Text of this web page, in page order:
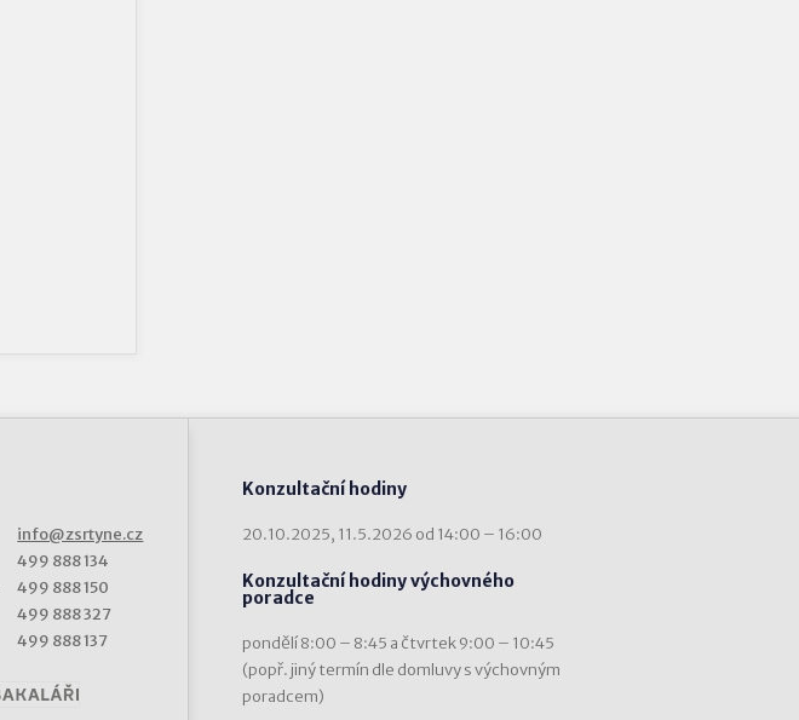
info@zsrtyne.cz
499 888 134
499 888 150
499 888 327
499 888 137
Konzultační hodiny
20.10.2025, 11.5.2026 od 14:00 – 16:00
Konzultační hodiny výchovného
poradce
pondělí 8:00 – 8:45 a čtvrtek 9:00 – 10:45
(popř. jiný termín dle domluvy s výchovným
poradcem)